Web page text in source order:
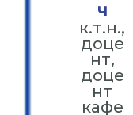
ч
к.т.н.,
доце
нт,
доце
нт
кафе